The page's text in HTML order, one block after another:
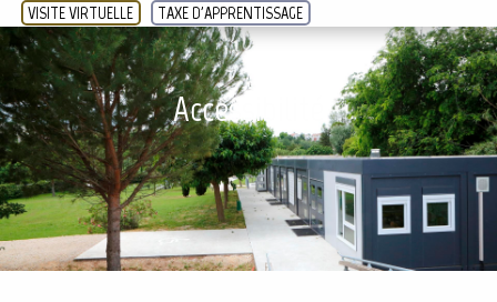
VISITE VIRTUELLE
TAXE D'APPRENTISSAGE
Accessibilité